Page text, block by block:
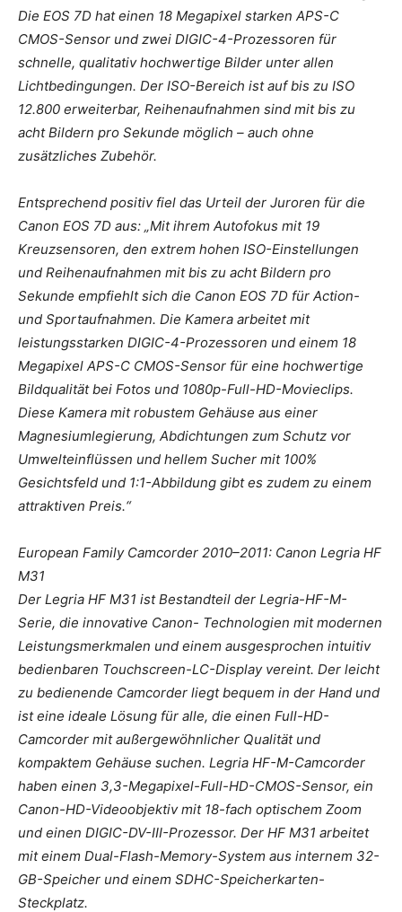
Die EOS 7D hat einen 18 Megapixel starken APS-C
CMOS-Sensor und zwei DIGIC-4-Prozessoren für
schnelle, qualitativ hochwertige Bilder unter allen
Lichtbedingungen. Der ISO-Bereich ist auf bis zu ISO
12.800 erweiterbar, Reihenaufnahmen sind mit bis zu
acht Bildern pro Sekunde möglich – auch ohne
zusätzliches Zubehör.
Entsprechend positiv fiel das Urteil der Juroren für die
Canon EOS 7D aus: „Mit ihrem Autofokus mit 19
Kreuzsensoren, den extrem hohen ISO-Einstellungen
und Reihenaufnahmen mit bis zu acht Bildern pro
Sekunde empfiehlt sich die Canon EOS 7D für Action-
und Sportaufnahmen. Die Kamera arbeitet mit
leistungsstarken DIGIC-4-Prozessoren und einem 18
Megapixel APS-C CMOS-Sensor für eine hochwertige
Bildqualität bei Fotos und 1080p-Full-HD-Movieclips.
Diese Kamera mit robustem Gehäuse aus einer
Magnesiumlegierung, Abdichtungen zum Schutz vor
Umwelteinflüssen und hellem Sucher mit 100%
Gesichtsfeld und 1:1-Abbildung gibt es zudem zu einem
attraktiven Preis.“
European Family Camcorder 2010–2011: Canon Legria HF
M31
Der Legria HF M31 ist Bestandteil der Legria-HF-M-
Serie, die innovative Canon- Technologien mit modernen
Leistungsmerkmalen und einem ausgesprochen intuitiv
bedienbaren Touchscreen-LC-Display vereint. Der leicht
zu bedienende Camcorder liegt bequem in der Hand und
ist eine ideale Lösung für alle, die einen Full-HD-
Camcorder mit außergewöhnlicher Qualität und
kompaktem Gehäuse suchen. Legria HF-M-Camcorder
haben einen 3,3-Megapixel-Full-HD-CMOS-Sensor, ein
Canon-HD-Videoobjektiv mit 18-fach optischem Zoom
und einen DIGIC-DV-III-Prozessor. Der HF M31 arbeitet
mit einem Dual-Flash-Memory-System aus internem 32-
GB-Speicher und einem SDHC-Speicherkarten-
Steckplatz.